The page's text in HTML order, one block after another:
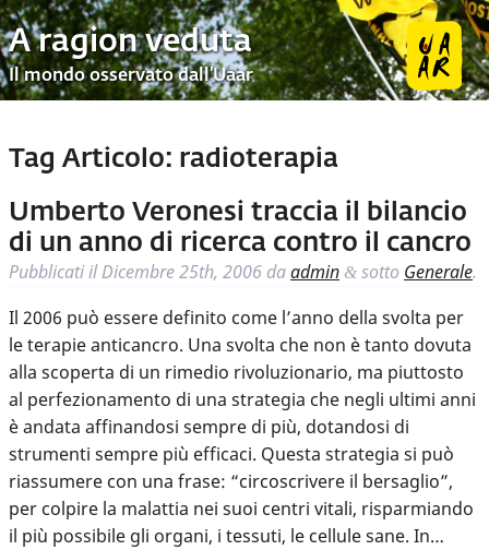
A ragion veduta
Il mondo osservato dall’Uaar
Tag Articolo: radioterapia
Umberto Veronesi traccia il bilancio
di un anno di ricerca contro il cancro
Pubblicati ilDicembre 25th, 2006 daadmin & sotto Generale.
Il 2006 può essere definito come l’anno della svolta per
le terapie anticancro. Una svolta che non è tanto dovuta
alla scoperta di un rimedio rivoluzionario, ma piuttosto
al perfezionamento di una strategia che negli ultimi anni
è andata affinandosi sempre di più, dotandosi di
strumenti sempre più efficaci. Questa strategia si può
riassumere con una frase: “circoscrivere il bersaglio”,
per colpire la malattia nei suoi centri vitali, risparmiando
il più possibile gli organi, i tessuti, le cellule sane. In…